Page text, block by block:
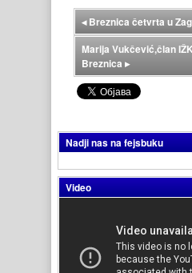
◂Breznica četvrta u
Marija Vukčević,član
Breznica ▸
Nadji nas na fejsbuku
Video